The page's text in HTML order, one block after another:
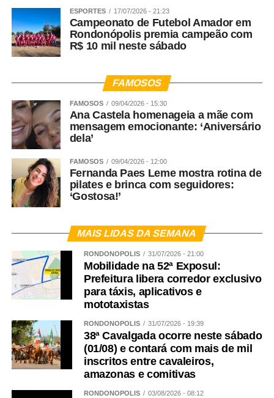
ESPORTES 17/07/2026 - 21:23
Campeonato de Futebol Amador em
Rondonópolis premia campeão com
R$ 10 mil neste sábado
FAMOSOS
FAMOSOS 09/04/2026 - 15:30
Ana Castela homenageia a mãe com
mensagem emocionante: ‘Aniversário
dela’
FAMOSOS 09/04/2026 - 12:00
Fernanda Paes Leme mostra rotina de
pilates e brinca com seguidores:
‘Gostosa!’
MAIS LIDAS DA SEMANA
RONDONÓPOLIS 31/07/2026 - 21:00
Mobilidade na 52ª Exposul:
Prefeitura libera corredor exclusivo
para táxis, aplicativos e
mototaxistas
RONDONÓPOLIS 31/07/2026 - 19:39
38ª Cavalgada ocorre neste sábado
(01/08) e contará com mais de mil
inscritos entre cavaleiros,
amazonas e comitivas
RONDONÓPOLIS 03/08/2026 - 08:12